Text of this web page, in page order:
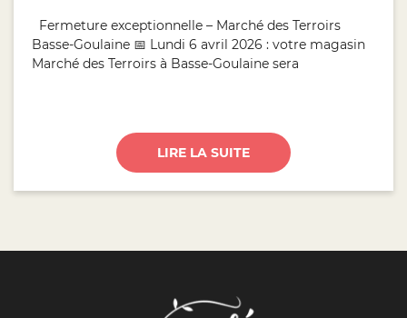
Fermeture exceptionnelle – Marché des Terroirs
Basse-Goulaine 📅 Lundi 6 avril 2026 : votre magasin
Marché des Terroirs à Basse-Goulaine sera
LIRE LA SUITE